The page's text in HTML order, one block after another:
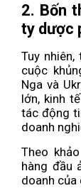
2. Bốn
ty dược
Tuy
cuộc
Nga và
lớn, kinh
tác động
doanh
Theo
hàng đầu
doanh của